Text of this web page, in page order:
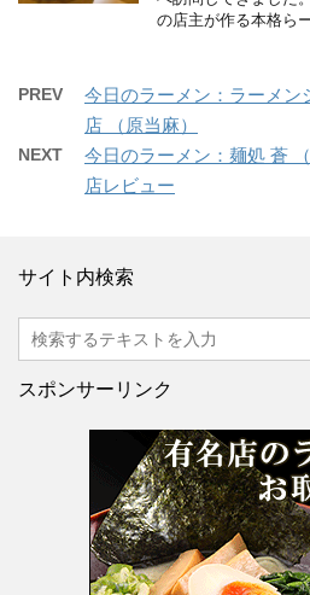
の店主が作る本格ら
PREV
今日のラーメン：ラーメン
店 （原当麻）
NEXT
今日のラーメン：麺処 蒼
店レビュー
サイト内検索
スポンサーリンク